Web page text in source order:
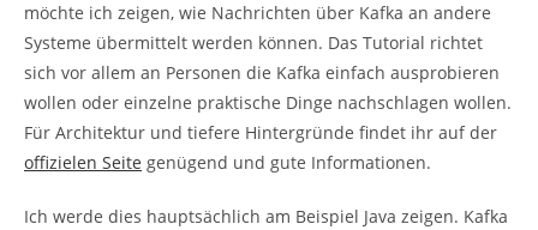
möchte ich zeigen, wie Nachrichten über Kafka an andere
Systeme übermittelt werden können. Das Tutorial richtet
sich vor allem an Personen die Kafka einfach ausprobieren
wollen oder einzelne praktische Dinge nachschlagen wollen.
Für Architektur und tiefere Hintergründe findet ihr auf der
offizielen Seite genügend und gute Informationen.
Ich werde dies hauptsächlich am Beispiel Java zeigen. Kafka